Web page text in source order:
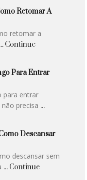
Retomar A
retomar a
... Continue
Para Entrar
para entrar
precisa ...
Descansar
descansar sem
... Continue